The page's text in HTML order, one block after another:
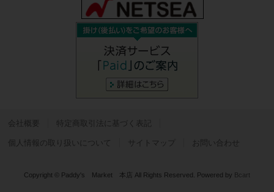
会社概要 特定商取引法に基づく表記
個人情報の取り扱いについて サイトマップ お問い合わせ
Copyright © Paddy's Market 本店 All Rights Reserved. Powered by Bcart